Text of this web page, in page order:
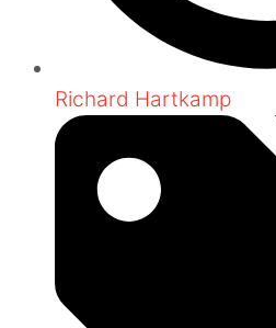
Richard Hartkamp